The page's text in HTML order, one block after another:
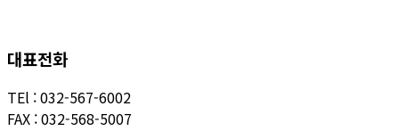
대표전화
TEl : 032-567-6002
FAX : 032-568-5007